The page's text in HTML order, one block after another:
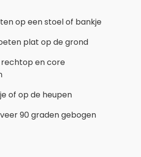
op een stoel of bankje
plat op de grond
en core
of op de heupen
90 graden gebogen